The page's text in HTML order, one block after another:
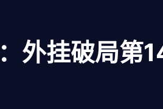
外挂破局第